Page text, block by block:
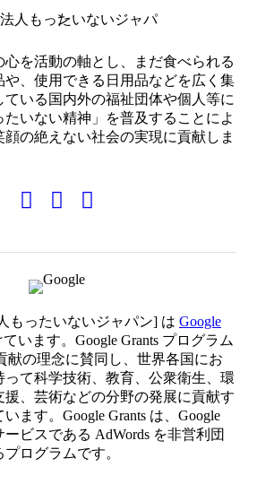
心を活動の軸とし、まだ食べられる
や、使用できる日用品などを広く集
いる国内外の福祉団体や個人等に
いない精神」を普及することによ
顔の絶えない社会の実現に貢献しま
もったいないジャパン] は Google
います。Google Grants プログラム
献の理念に賛同し、世界各国にお
って科学技術、教育、公衆衛生、環
、芸術などの分野の発展に貢献す
ます。Google Grants は、Google
ビスである AdWords を非営利団
ログラムです。